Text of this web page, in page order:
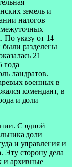
земель и
налогов
По указу от 14
были разделены
21
года
ландратов.
военных в
комендант, в
и доли
С одной
доли
и управления и
Эту сторону дела
и архивные